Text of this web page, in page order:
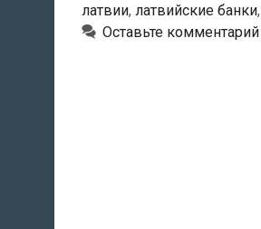
латвии, латвийские банки,
Оставьте комментарий